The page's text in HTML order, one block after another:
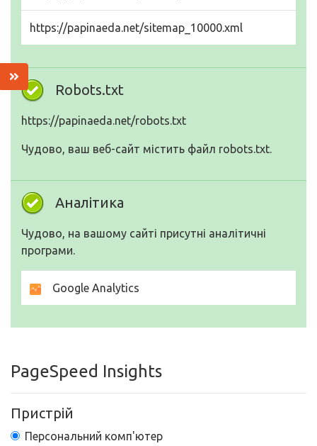
https://papinaeda.net/sitemap_10000.xml
Robots.txt
https://papinaeda.net/robots.txt
Чудово, ваш веб-сайт містить файл robots.txt.
Аналітика
Чудово, на вашому сайті присутні аналітичні
програми.
Google Analytics
PageSpeed Insights
Пристрій
Персональний комп'ютер